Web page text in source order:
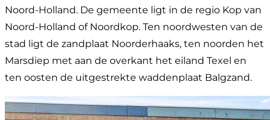
Noord-Holland. De gemeente ligt in de regio Kop van
Noord-Holland of Noordkop. Ten noordwesten van de
stad ligt de zandplaat Noorderhaaks, ten noorden het
Marsdiep met aan de overkant het eiland Texel en
ten oosten de uitgestrekte waddenplaat Balgzand.